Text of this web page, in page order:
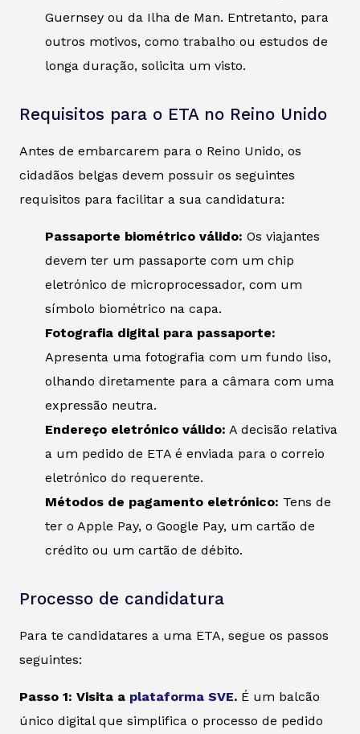
Guernsey ou da Ilha de Man. Entretanto, para
outros motivos, como trabalho ou estudos de
longa duração, solicita um visto.
Requisitos para o ETA no Reino Unido
Antes de embarcarem para o Reino Unido, os
cidadãos belgas devem possuir os seguintes
requisitos para facilitar a sua candidatura:
Passaporte biométrico válido: Os viajantes
devem ter um passaporte com um chip
eletrónico de microprocessador, com um
símbolo biométrico na capa.
Fotografia digital para passaporte:
Apresenta uma fotografia com um fundo liso,
olhando diretamente para a câmara com uma
expressão neutra.
Endereço eletrónico válido: A decisão relativa
a um pedido de ETA é enviada para o correio
eletrónico do requerente.
Métodos de pagamento eletrónico: Tens de
ter o Apple Pay, o Google Pay, um cartão de
crédito ou um cartão de débito.
Processo de candidatura
Para te candidatares a uma ETA, segue os passos
seguintes:
Passo 1: Visita a plataforma SVE. É um balcão
único digital que simplifica o processo de pedido